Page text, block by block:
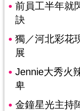
前員工半年就
訣
獨／河北彩花
展
Jennie大秀火
卑
金鐘星光主持